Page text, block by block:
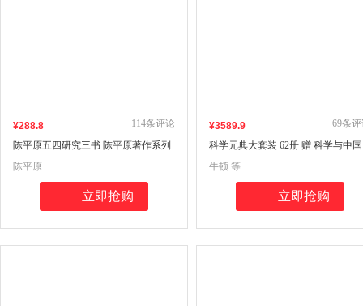
¥288.8
陈平原五四研究三书 陈平原著作系列
（未完的五四+新文化的崛起与流播
+触摸历史与进入五四）
114条评论
陈平原
立即抢购
¥3589.9
科学元典大套装 62册 赠 科学与中国
（套装十集）
69条
牛顿 等
立即抢购